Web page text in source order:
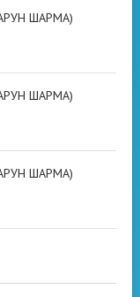
ШАРМА)
ШАРМА)
ШАРМА)